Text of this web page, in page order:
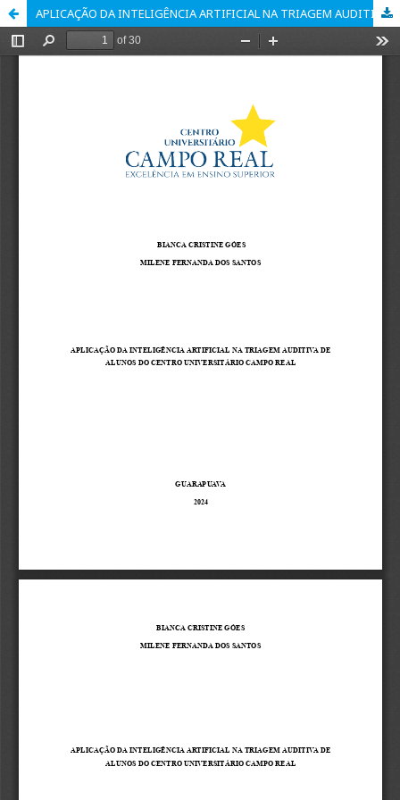
APLICAÇÃO DA INTELIGÊNCIA ARTIFICIAL NA TRIAGEM AUDITIVA DE ALUNOS DO CENTRO UNIVERSITÁRIO CAMPO REAL